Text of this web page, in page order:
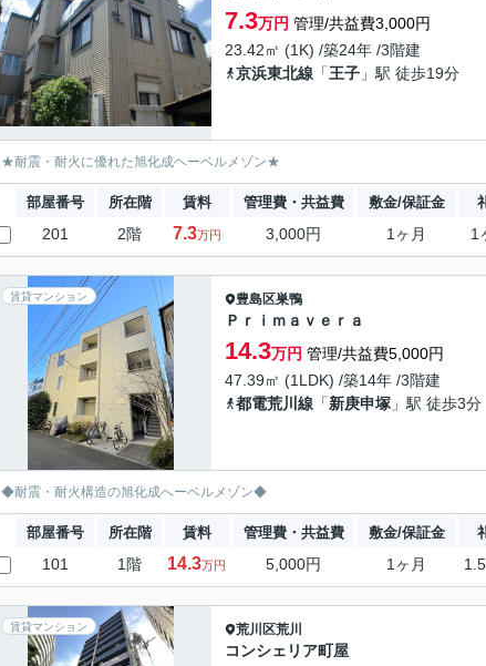
7.3万円 管理/共益費3,000円
23.42㎡ (1K) /築24年 /3階建
京浜東北線 「王子 」駅 徒歩19分
★耐震・耐火に優れた旭化成ヘーベルメゾン★
部屋番号 所在階 賃料 管理費・共益費 敷金/保証金
201 2階 7.3万円 3,000円 1ヶ月 1
賃貸マンション 豊島区巣鴨
Ｐｒｉｍａｖｅｒａ
14.3万円 管理/共益費5,000円
47.39㎡ (1LDK) /築14年 /3階建
都電荒川線 「新庚申塚 」駅 徒歩3分
◆耐震・耐火構造の旭化成へーベルメゾン◆
部屋番号 所在階 賃料 管理費・共益費 敷金/保証金
101 1階 14.3万円 5,000円 1ヶ月
賃貸マンション 荒川区荒川
コンシェリア町屋